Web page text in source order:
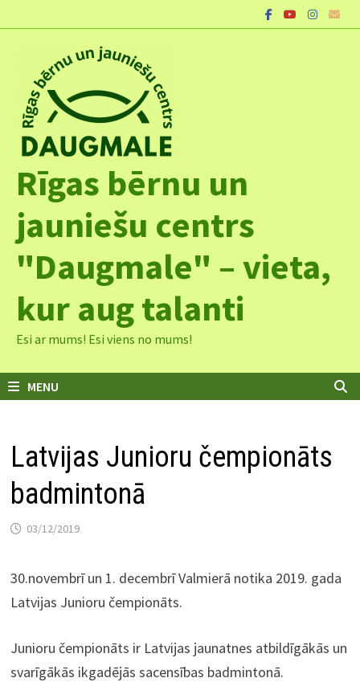
to
Rīgas bērnu un
jauniešu centrs
"Daugmale" – vieta,
kur aug talanti
Esi ar mums! Esi viens no mums!
MENU
Latvijas Junioru čempionāts
badmintonā
03/12/2019
30.novembrī un 1. decembrī Valmierā notika 2019. gada
Latvijas Junioru čempionāts.
Junioru čempionāts ir Latvijas jaunatnes atbildīgākās un
svarīgākās ikgadējās sacensības badmintonā.